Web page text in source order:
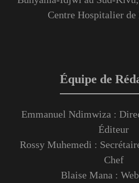
Centre Hospitalier de
Équipe de
Emmanuel Ndimwiza :
Éditeur
Rossy Muhemedi :
Chef
Blaise Mana :